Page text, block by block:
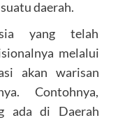
daerah.
yang telah
melalui
akan warisan
Contohnya,
ada di Daerah